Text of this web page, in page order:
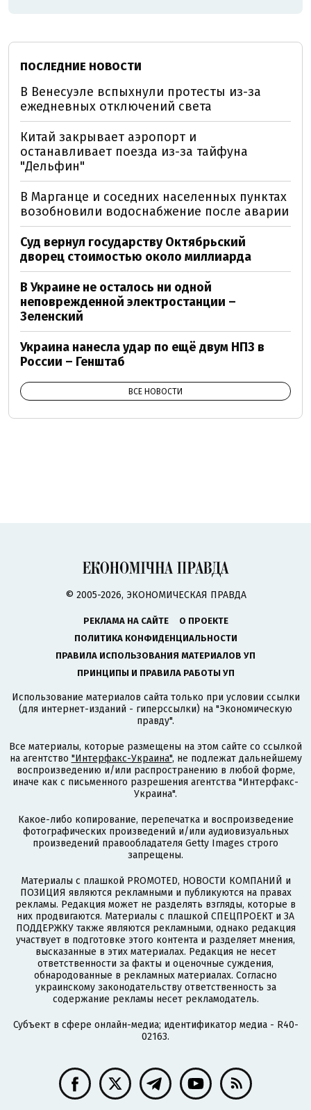
ПОСЛЕДНИЕ НОВОСТИ
В Венесуэле вспыхнули протесты из-за
ежедневных отключений света
Китай закрывает аэропорт и
останавливает поезда из-за тайфуна
"Дельфин"
В Марганце и соседних населенных пунктах
возобновили водоснабжение после аварии
Суд вернул государству Октябрьский
дворец стоимостью около миллиарда
В Украине не осталось ни одной
неповрежденной электростанции –
Зеленский
Украина нанесла удар по ещё двум НПЗ в
России – Генштаб
ВСЕ НОВОСТИ
© 2005-2026, ЭКОНОМИЧЕСКАЯ ПРАВДА
РЕКЛАМА НА САЙТЕ
О ПРОЕКТЕ
ПОЛИТИКА КОНФИДЕНЦИАЛЬНОСТИ
ПРАВИЛА ИСПОЛЬЗОВАНИЯ МАТЕРИАЛОВ УП
ПРИНЦИПЫ И ПРАВИЛА РАБОТЫ УП
Использование материалов сайта только при условии ссылки
(для интернет-изданий - гиперссылки) на "Экономическую
правду".
Все материалы, которые размещены на этом сайте со ссылкой
на агентство "Интерфакс-Украина", не подлежат дальнейшему
воспроизведению и/или распространению в любой форме,
иначе как с письменного разрешения агентства "Интерфакс-
Украина".
Какое-либо копирование, перепечатка и воспроизведение
фотографических произведений и/или аудиовизуальных
произведений правообладателя Getty Images строго
запрещены.
Материалы с плашкой PROMOTED, НОВОСТИ КОМПАНИЙ и
ПОЗИЦИЯ являются рекламными и публикуются на правах
рекламы. Редакция может не разделять взгляды, которые в
них продвигаются. Материалы с плашкой СПЕЦПРОЕКТ и ЗА
ПОДДЕРЖКУ также являются рекламными, однако редакция
участвует в подготовке этого контента и разделяет мнения,
высказанные в этих материалах. Редакция не несет
ответственности за факты и оценочные суждения,
обнародованные в рекламных материалах. Согласно
украинскому законодательству ответственность за
содержание рекламы несет рекламодатель.
Субъект в сфере онлайн-медиа; идентификатор медиа - R40-
02163.